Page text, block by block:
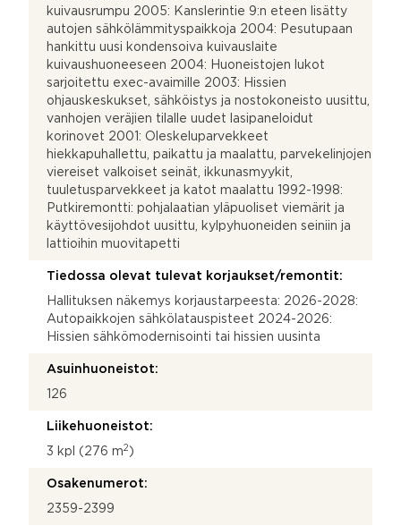
kuivausrumpu 2005: Kanslerintie 9:n eteen lisätty
autojen sähkölämmityspaikkoja 2004: Pesutupaan
hankittu uusi kondensoiva kuivauslaite
kuivaushuoneeseen 2004: Huoneistojen lukot
sarjoitettu exec-avaimille 2003: Hissien
ohjauskeskukset, sähköistys ja nostokoneisto uusittu,
vanhojen veräjien tilalle uudet lasipaneloidut
korinovet 2001: Oleskeluparvekkeet
hiekkapuhallettu, paikattu ja maalattu, parvekelinjojen
viereiset valkoiset seinät, ikkunasmyykit,
tuuletusparvekkeet ja katot maalattu 1992-1998:
Putkiremontti: pohjalaatian yläpuoliset viemärit ja
käyttövesijohdot uusittu, kylpyhuoneiden seiniin ja
lattioihin muovitapetti
Tiedossa olevat tulevat korjaukset/remontit:
Hallituksen näkemys korjaustarpeesta: 2026-2028:
Autopaikkojen sähkölatauspisteet 2024-2026:
Hissien sähkömodernisointi tai hissien uusinta
Asuinhuoneistot:
126
Liikehuoneistot:
3 kpl (276 m2 )
Osakenumerot:
2359-2399